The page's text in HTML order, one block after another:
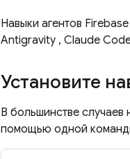
Навыки агентов
Antigravity , Claude
Установите
В большинстве случаев
помощью одной